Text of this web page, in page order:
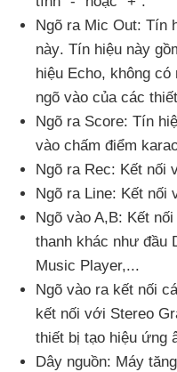
Ngõ ra Mic Out: Tín
này. Tín hiệu này
hiệu Echo, không có
ngõ vào của các
Ngõ ra Score: Tín
vào chấm điểm
Ngõ ra Rec: Kết nối
Ngõ ra Line: Kết nối
Ngõ vào A,B: Kết nối
thanh khác như đầu
Music Player,...
Ngõ vào ra kết nối
kết nối với Stereo
thiết bị tạo hiệu ứng
Dây nguồn: Máy